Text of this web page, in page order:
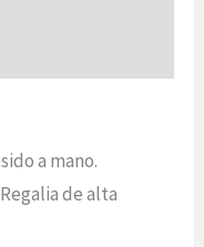
a mano.
de alta